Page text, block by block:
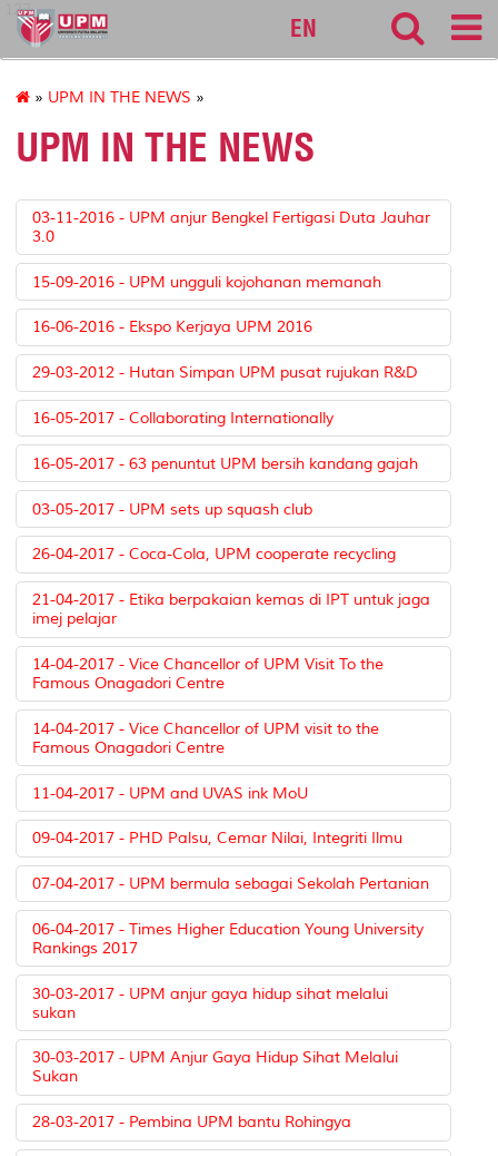
127
EN
» UPM IN THE NEWS »
UPM IN THE NEWS
03-11-2016 - UPM anjur Bengkel Fertigasi Duta Jauhar
3.0
15-09-2016 - UPM ungguli kojohanan memanah
16-06-2016 - Ekspo Kerjaya UPM 2016
29-03-2012 - Hutan Simpan UPM pusat rujukan R&D
16-05-2017 - Collaborating Internationally
16-05-2017 - 63 penuntut UPM bersih kandang gajah
03-05-2017 - UPM sets up squash club
26-04-2017 - Coca-Cola, UPM cooperate recycling
21-04-2017 - Etika berpakaian kemas di IPT untuk jaga
imej pelajar
14-04-2017 - Vice Chancellor of UPM Visit To the
Famous Onagadori Centre
14-04-2017 - Vice Chancellor of UPM visit to the
Famous Onagadori Centre
11-04-2017 - UPM and UVAS ink MoU
09-04-2017 - PHD Palsu, Cemar Nilai, Integriti Ilmu
07-04-2017 - UPM bermula sebagai Sekolah Pertanian
06-04-2017 - Times Higher Education Young University
Rankings 2017
30-03-2017 - UPM anjur gaya hidup sihat melalui
sukan
30-03-2017 - UPM Anjur Gaya Hidup Sihat Melalui
Sukan
28-03-2017 - Pembina UPM bantu Rohingya